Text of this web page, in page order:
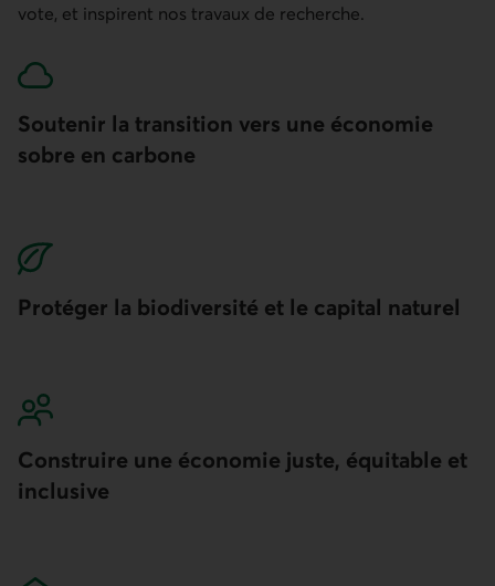
vote, et inspirent nos travaux de recherche.
Soutenir la transition vers une économie
sobre en carbone
Protéger la biodiversité et le capital naturel
Construire une économie juste, équitable et
inclusive